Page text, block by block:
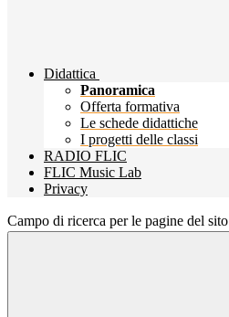
Didattica
Panoramica
Offerta formativa
Le schede didattiche
I progetti delle classi
RADIO FLIC
FLIC Music Lab
Privacy
Campo di ricerca per le pagine del sito